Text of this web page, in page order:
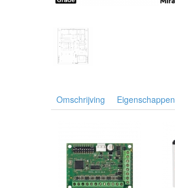
Omschrijving Eigenschappen